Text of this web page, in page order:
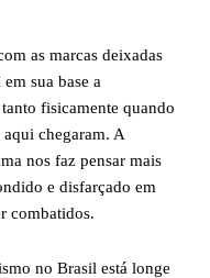
as marcas deixadas
sua base a
fisicamente quando
chegaram. A
nos faz pensar mais
e disfarçado em
combatidos.
no Brasil está longe